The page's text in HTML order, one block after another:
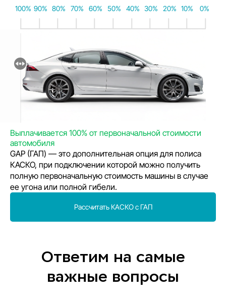
100% 90% 80% 70% 60% 50% 40% 30% 20% 10% 0%
Выплачивается 100% от первоначальной стоимости
автомобиля
GAP (ГАП) — это дополнительная опция для полиса
КАСКО, при подключении которой можно получить
полную первоначальную стоимость машины в случае
ее угона или полной гибели.
Рассчитать КАСКО с ГАП
Ответим на самые
важные вопросы